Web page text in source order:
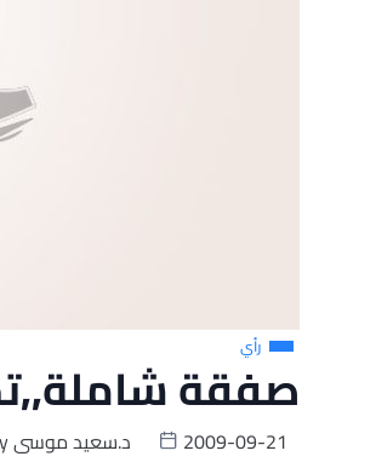
رأي
صفقة
د.سعيد موسى 2009-09-21